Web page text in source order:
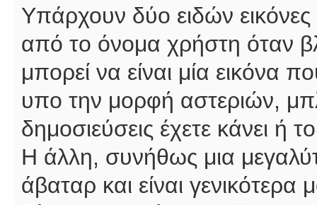
Υπάρχουν δύο ειδών
από το όνομα χρήστη όταν
μπορεί να είναι μία εικόνα
υπο την μορφή αστεριών,
δημοσιεύσεις έχετε κάνει
Η άλλη, συνήθως μια
άβαταρ και είναι